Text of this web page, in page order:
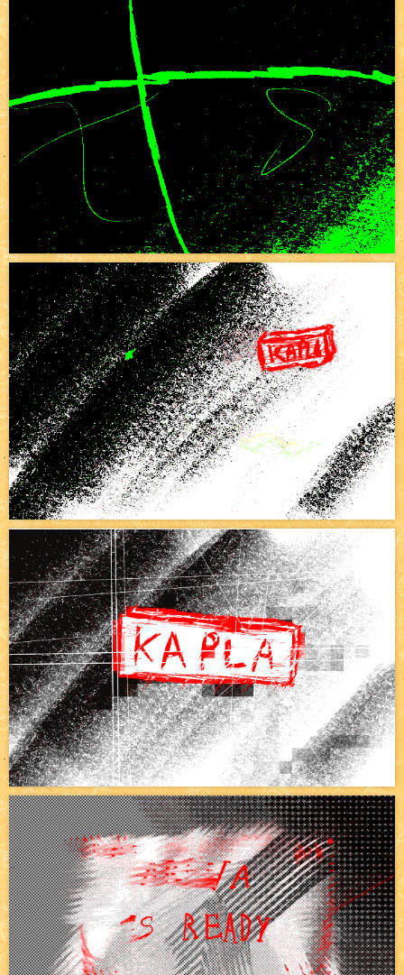
Pique-nique d'été NEW
Avatar, le dessin d'un autre maître NEW
Beyond the cliff (suite) NEW
On retape les miniatures de l'accueil NEW